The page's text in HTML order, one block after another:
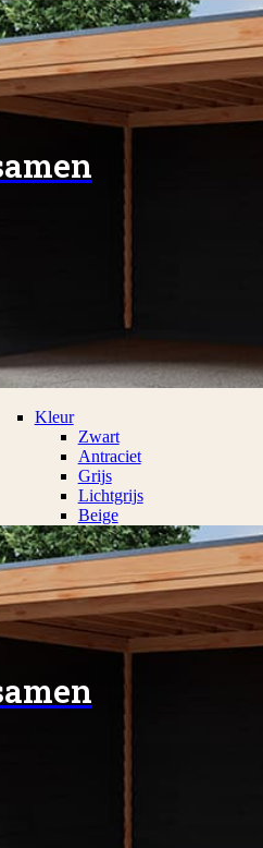
Kleur
Zwart
Antraciet
Grijs
Lichtgrijs
Beige